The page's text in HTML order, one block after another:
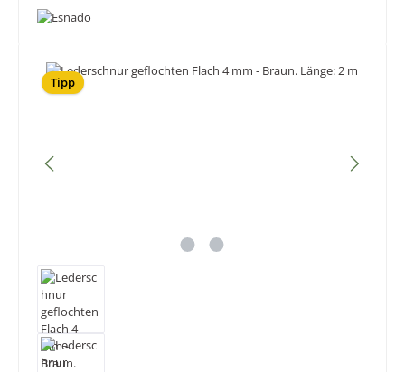
Bildergalerie überspringen
Tipp